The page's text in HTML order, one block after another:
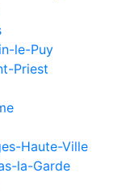
le-Puy
Priest
Haute-Ville
la-Garde